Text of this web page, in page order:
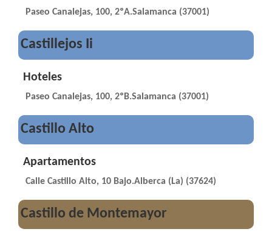
Paseo Canalejas, 100, 2ºA.Salamanca (37001)
Castillejos Ii
Hoteles
Paseo Canalejas, 100, 2ºB.Salamanca (37001)
Castillo Alto
Apartamentos
Calle Castillo Alto, 10 Bajo.Alberca (La) (37624)
Castillo de Montemayor